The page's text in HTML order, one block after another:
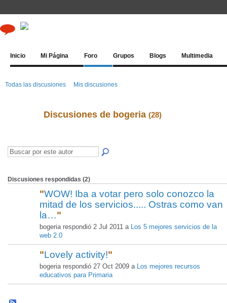
Inicio Mi Página Foro Grupos Blogs Multimedia
Todas las discusiones Mis discusiones
Discusiones de bogeria (28)
Discusiones respondidas (2)
"WOW! Iba a votar pero solo conozco la
mitad de los servicios..... Ostras como van
la…"
bogeria respondió 2 Jul 2011 a Los 5 mejores servicios de la
web 2.0
"Lovely activity!"
bogeria respondió 27 Oct 2009 a Los mejores recursos
educativos para Primaria